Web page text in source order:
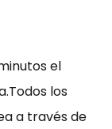
el
los
a través de